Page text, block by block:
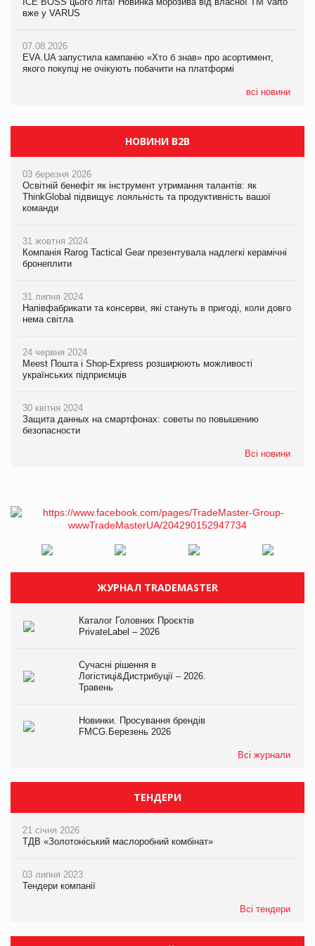
вже у VARUS
07.08.2026
EVA.UA запустила кампанію «Хто б знав» про асортимент,
якого покупці не очікують побачити на платформі
всі новини
вже у VARUS
07.08.2026
EVA.UA запустила кампанію «Хто б знав» про асортимент,
якого покупці не очікують побачити на платформі
НОВИНИ B2B
03 березня 2026
Освітній бенефіт як інструмент утримання талантів: як
ThinkGlobal підвищує лояльність та продуктивність вашої
команди
31 жовтня 2024
Компанія Rarog Tactical Gear презентувала надлегкі керамічні
бронеплити
31 липня 2024
Напівфабрикати та консерви, які стануть в пригоді, коли довго
нема світла
24 червня 2024
Meest Пошта і Shop-Express розширюють можливості
українських підприємців
30 квітня 2024
Защита данных на смартфонах: советы по повышению
безопасности
Всі новини
ЖУРНАЛ TRADEMASTER
Каталог Головних Проєктів
PrivateLabel – 2026
Сучасні рішення в
Логістиці&Дистрибуції – 2026.
Травень
Новинки. Просування брендів
FMCG.Березень 2026
Всі журнали
ТЕНДЕРИ
21 січня 2026
ТДВ «Золотоніський маслоробний комбінат»
03 липня 2023
Тендери компанії
Всі тендери